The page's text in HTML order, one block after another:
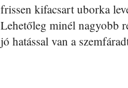
frissen kifacsart uborka
Lehetőleg minél nagyobb
jó hatással van a